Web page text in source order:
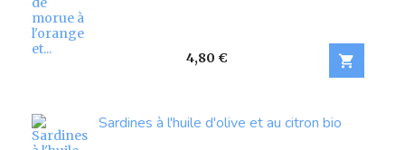
Prix
4,80 € 
Sardines à l'huile d'olive et au citron bio